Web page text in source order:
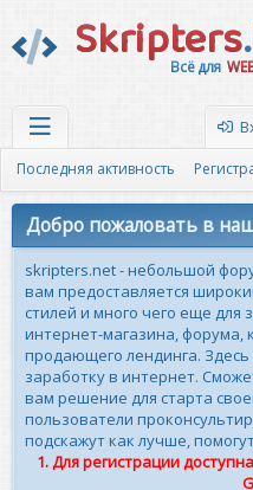
Skripters
Всё для
Последняя активность
Добро пожаловать в
skripters.net - небольшой
вам предоставляется
стилей и много чего еще для
интернет-магазина, форума,
продающего лендинга.
заработку в интернет.
вам решение для старта
пользователи
подскажут как лучше,
1. Для регистрации